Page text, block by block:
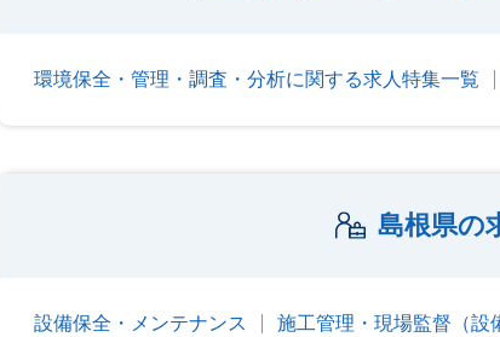
環境保全・管理・調査・分析に関する求人特集一覧
島根県の
設備保全・メンテナンス 施工管理・現場監督（設